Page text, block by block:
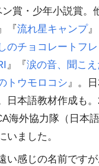
賞・少年小説賞。
『流れ星キャンプ
のチョコレートフ
』『涙の音、聞こ
トウモロコシ』。
日本語教材作成も
海外協力隊（日本
いました。
い感じの名前です